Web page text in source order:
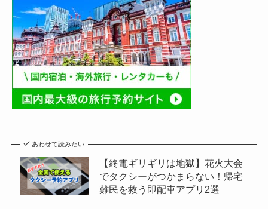
あわせて読みたい
【終電ギリギリは地獄】花火大会
でタクシーがつかまらない！帰宅
難民を救う即配車アプリ2選